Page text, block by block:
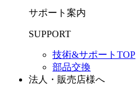
サポート案内
SUPPORT
技術&サポートTOP
部品交換
法人・販売店様へ